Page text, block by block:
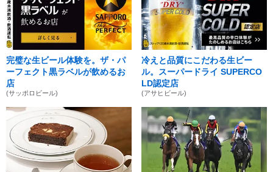
完璧な生ビール体験を。ザ・パ
ーフェクト黒ラベルが飲めるお
店
(サッポロビール)
冷えと品質にこだわる生ビー
ル。スーパードライ SUPERCO
LD認定店
(アサヒビール)